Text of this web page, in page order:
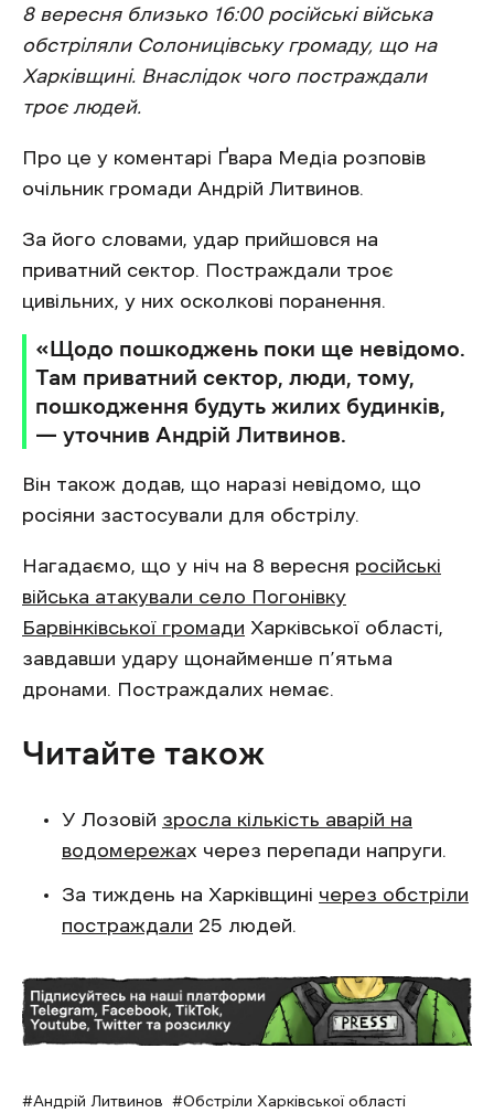
8 вересня близько 16:00 російські війська
обстріляли Солоницівську громаду, що на
Харківщині. Внаслідок чого постраждали
троє людей.
Про це у коментарі Ґвара Медіа розповів
очільник громади Андрій Литвинов.
За його словами, удар прийшовся на
приватний сектор. Постраждали троє
цивільних, у них осколкові поранення.
«Щодо пошкоджень поки ще невідомо.
Там приватний сектор, люди, тому,
пошкодження будуть жилих будинків,
— уточнив Андрій Литвинов.
Він також додав, що наразі невідомо, що
росіяни застосували для обстрілу.
Нагадаємо, що у ніч на 8 вересня російські
війська атакували село Погонівку
Барвінківської громади Харківської області,
завдавши удару щонайменше п’ятьма
дронами. Постраждалих немає.
Читайте також
У Лозовій зросла кількість аварій на
водомережах через перепади напруги.
За тиждень на Харківщині через обстріли
постраждали 25 людей.
Андрій Литвинов
Обстріли Харківської області